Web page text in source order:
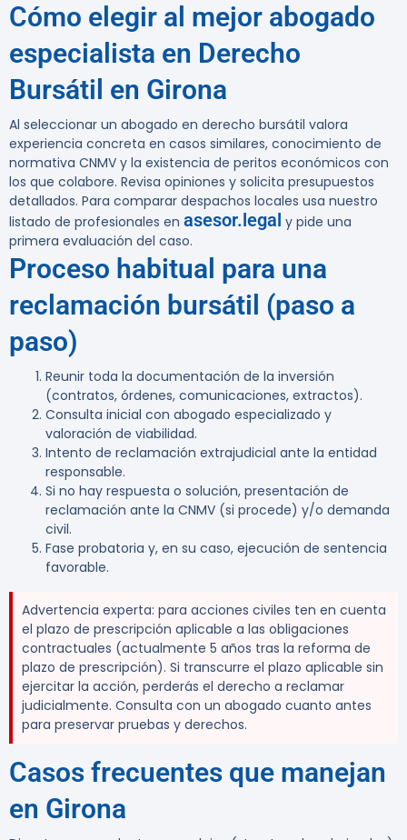
Cómo elegir al mejor abogado
especialista en Derecho
Bursátil en Girona
Al seleccionar un abogado en derecho bursátil valora
experiencia concreta en casos similares, conocimiento de
normativa CNMV y la existencia de peritos económicos con
los que colabore. Revisa opiniones y solicita presupuestos
detallados. Para comparar despachos locales usa nuestro
listado de profesionales en asesor.legal y pide una
primera evaluación del caso.
Proceso habitual para una
reclamación bursátil (paso a
paso)
Reunir toda la documentación de la inversión
(contratos, órdenes, comunicaciones, extractos).
Consulta inicial con abogado especializado y
valoración de viabilidad.
Intento de reclamación extrajudicial ante la entidad
responsable.
Si no hay respuesta o solución, presentación de
reclamación ante la CNMV (si procede) y/o demanda
civil.
Fase probatoria y, en su caso, ejecución de sentencia
favorable.
Advertencia experta: para acciones civiles ten en cuenta
el plazo de prescripción aplicable a las obligaciones
contractuales (actualmente 5 años tras la reforma de
plazo de prescripción). Si transcurre el plazo aplicable sin
ejercitar la acción, perderás el derecho a reclamar
judicialmente. Consulta con un abogado cuanto antes
para preservar pruebas y derechos.
Casos frecuentes que manejan
en Girona